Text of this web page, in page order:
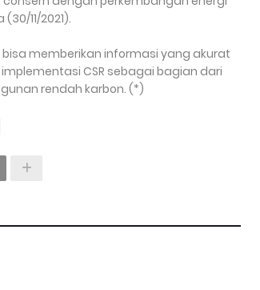
11/2021).
memberikan informasi yang akurat
CSR sebagai bagian dari
rendah karbon. (*)